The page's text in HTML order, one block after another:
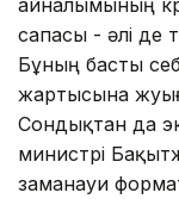
сапасы - әлі де
Бұның басты
жартысына
Сондықтан да
министрі
заманауи